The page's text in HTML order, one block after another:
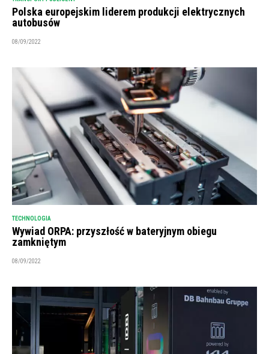
Polska europejskim liderem produkcji elektrycznych
autobusów
08/09/2022
TECHNOLOGIA
Wywiad ORPA: przyszłość w bateryjnym obiegu
zamkniętym
08/09/2022